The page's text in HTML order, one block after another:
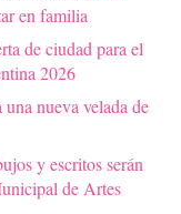
en familia
de ciudad para el
2026
nueva velada de
y escritos serán
de Artes